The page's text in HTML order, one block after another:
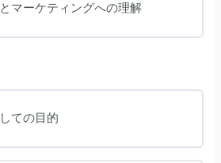
マーケティングへの理解
ての目的